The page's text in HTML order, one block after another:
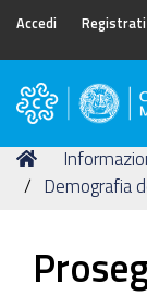
Accedi Registrati
Camera
Commercio
di
Tu
sei
Home
Demografia